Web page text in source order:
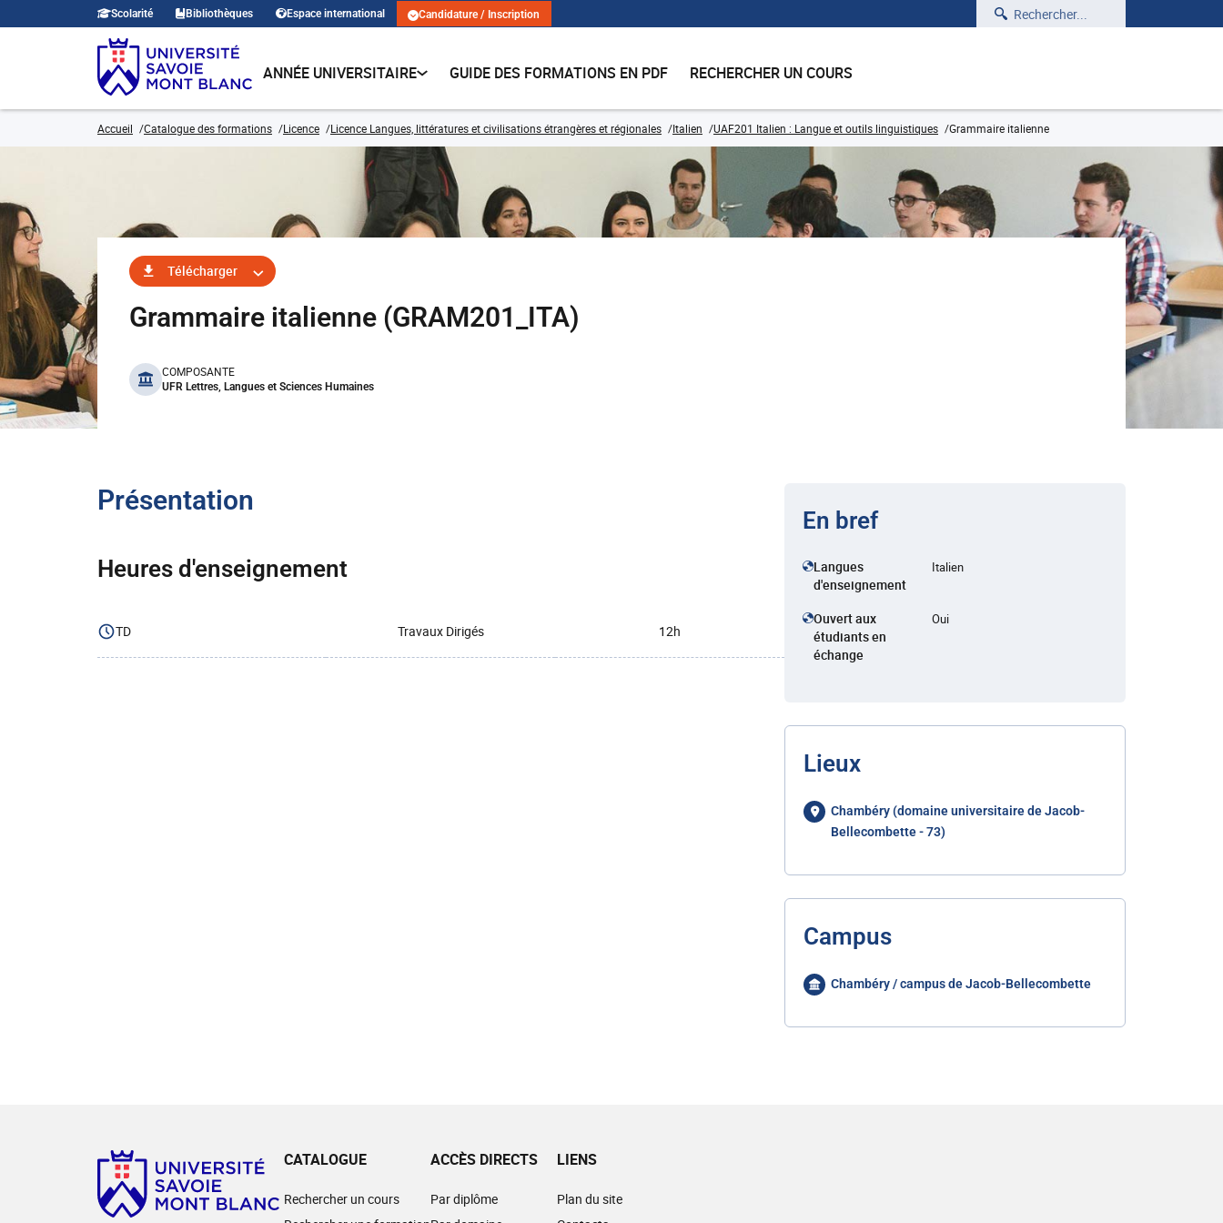
Scolarité Bibliothèques Espace international Candidature / Inscription Rechercher
ANNÉE UNIVERSITAIRE GUIDE DES FORMATIONS EN PDF RECHERCHER UN COURS
Accueil Catalogue des formations Licence Licence Langues, littératures et civilisations étrangères et régionales Italien UAF201 Italien : Langue et outils linguistiques Grammaire italienne
Télécharger
Grammaire italienne (GRAM201_ITA)
benefits
COMPOSANTE
UFR Lettres, Langues et Sciences Humaines
Présentation
Heures d'enseignement
TD Travaux Dirigés 12h
En bref
Langues
d'enseignement
Italien
Ouvert aux
étudiants en
échange
Oui
Lieux
Chambéry (domaine universitaire de Jacob-
Bellecombette - 73)
Campus
Chambéry / campus de Jacob-Bellecombette
CATALOGUE
Rechercher un cours
ACCÈS DIRECTS
Par diplôme
LIENS
Plan du site